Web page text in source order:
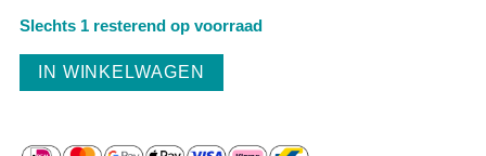
Slechts 1 resterend op voorraad
IN WINKELWAGEN